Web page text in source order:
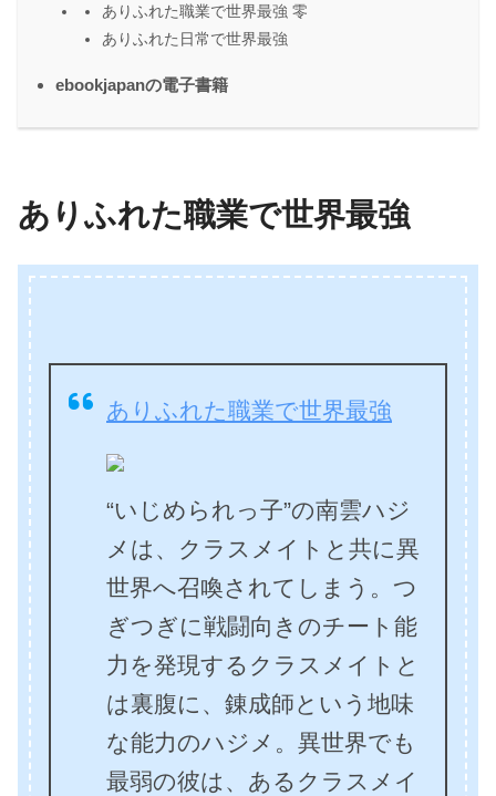
ありふれた職業で世界最強 零
ありふれた日常で世界最強
ebookjapanの電子書籍
ありふれた職業で世界最強
ありふれた職業で世界最強
“いじめられっ子”の南雲ハジ
メは、クラスメイトと共に異
世界へ召喚されてしまう。つ
ぎつぎに戦闘向きのチート能
力を発現するクラスメイトと
は裏腹に、錬成師という地味
な能力のハジメ。異世界でも
最弱の彼は、あるクラスメイ